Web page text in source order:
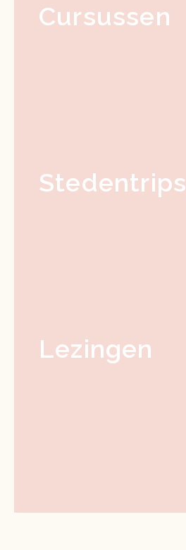
Cursussen
Stedentrips
Lezingen